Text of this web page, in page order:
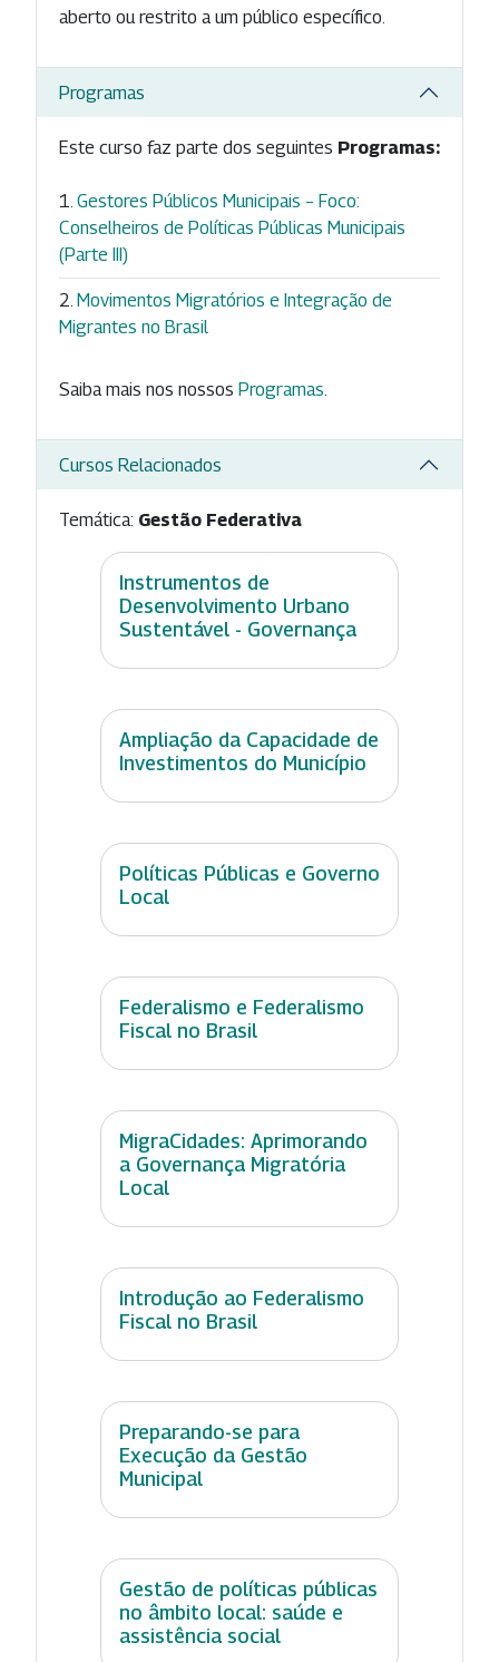
aberto ou restrito a um público específico.
Programas
Este curso faz parte dos seguintes Programas:
Gestores Públicos Municipais – Foco:
Conselheiros de Políticas Públicas Municipais
(Parte III)
Movimentos Migratórios e Integração de
Migrantes no Brasil
Saiba mais nos nossos Programas.
Cursos Relacionados
Temática: Gestão Federativa
Instrumentos de
Desenvolvimento Urbano
Sustentável - Governança
Ampliação da Capacidade de
Investimentos do Município
Políticas Públicas e Governo
Local
Federalismo e Federalismo
Fiscal no Brasil
MigraCidades: Aprimorando
a Governança Migratória
Local
Introdução ao Federalismo
Fiscal no Brasil
Preparando-se para
Execução da Gestão
Municipal
Gestão de políticas públicas
no âmbito local: saúde e
assistência social